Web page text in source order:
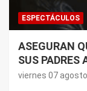
ESPECTÁCULOS
ASEGURAN
SUS PADRES
DE PAUL:
viernes 07 agosto